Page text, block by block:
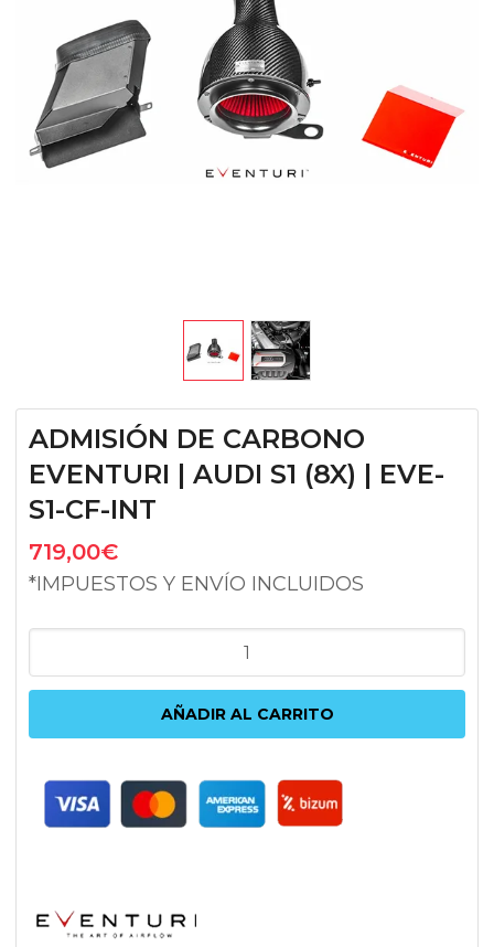
ADMISIÓN DE CARBONO
EVENTURI | AUDI S1 (8X) | EVE-
S1-CF-INT
719,00€
*IMPUESTOS Y ENVÍO INCLUIDOS
DE
EVENTURI
AUDI
S1
EVE-
AÑADIR AL CARRITO